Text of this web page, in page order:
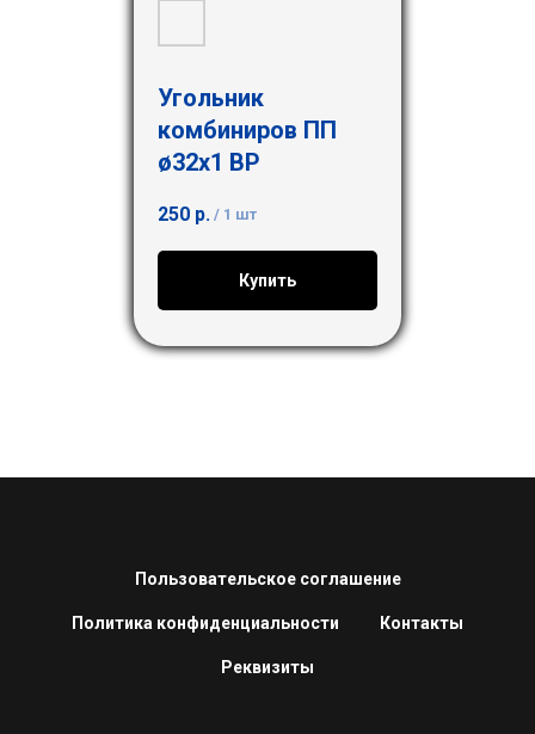
Угольник
комбиниров ПП
ø32х1 ВР
250 р. / 1 шт
Купить
Пользовательское соглашение
Политика конфиденциальности Контакты
Реквизиты